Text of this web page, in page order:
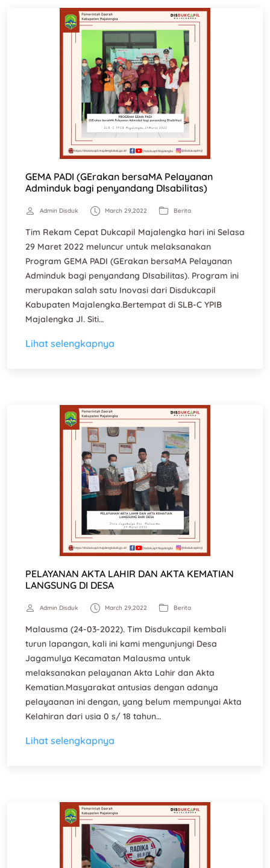
GEMA PADI (GErakan bersaMA Pelayanan
Adminduk bagi penyandang DIsabilitas)
Admin Disduk March 29,2022 Berita
Tim Rekam Cepat Dukcapil Majalengka hari ini Selasa
29 Maret 2022 meluncur untuk melaksanakan
Program GEMA PADI (GErakan bersaMA Pelayanan
Adminduk bagi penyandang DIsabilitas). Program ini
merupakan salah satu Inovasi dari Disdukcapil
Kabupaten Majalengka.Bertempat di SLB-C YPIB
Majalengka Jl. Siti…
Lihat selengkapnya
PELAYANAN AKTA LAHIR DAN AKTA KEMATIAN
LANGSUNG DI DESA
Admin Disduk March 29,2022 Berita
Malausma (24-03-2022). Tim Disdukcapil kembali
turun lapangan, kali ini kami mengunjungi Desa
Jagamulya Kecamatan Malausma untuk
melaksanakan pelayanan Akta Lahir dan Akta
Kematian.Masyarakat antusias dengan adanya
pelayaanan ini dengan, yang belum mempunyai Akta
Kelahiran dari usia 0 s/ 18 tahun…
Lihat selengkapnya